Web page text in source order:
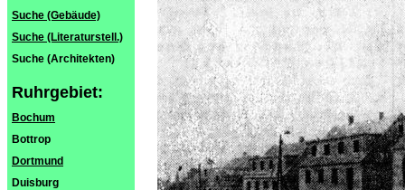
Suche (Gebäude)
Suche (Literaturstell.)
Suche (Architekten)
Ruhrgebiet:
Bochum
Bottrop
Dortmund
Duisburg